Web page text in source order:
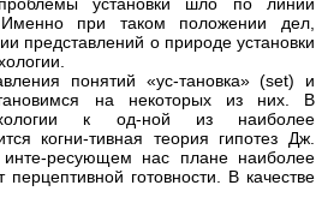
при таком положении дел,
представлений о природе установки
понятий «ус-тановка» (set) и
на некоторых из них. В
к од-ной из наиболее
когни-тивная теория гипотез Дж.
ресующем нас плане наиболее
готовности. В качестве